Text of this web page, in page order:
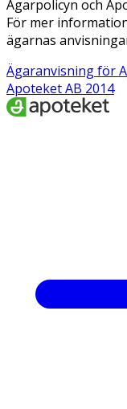
Ägarpolicyn och
För mer
ägarnas
Ägaranvisning för
Apoteket AB 2014